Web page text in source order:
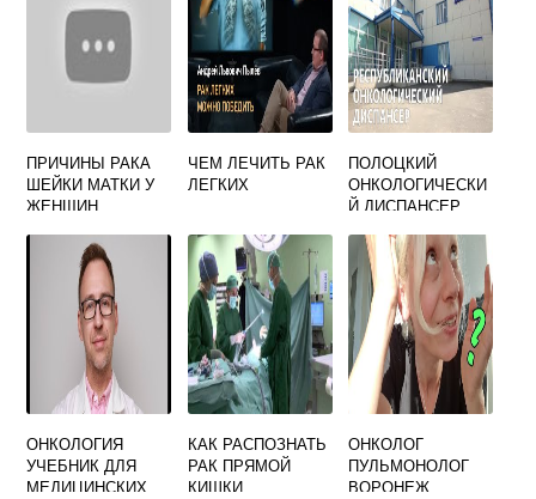
ПРИЧИНЫ РАКА
ШЕЙКИ МАТКИ У
ЖЕНЩИН
ЧЕМ ЛЕЧИТЬ РАК
ЛЕГКИХ
ПОЛОЦКИЙ
ОНКОЛОГИЧЕСКИ
Й ДИСПАНСЕР
ОНКОЛОГИЯ
УЧЕБНИК ДЛЯ
МЕДИЦИНСКИХ
КАК РАСПОЗНАТЬ
РАК ПРЯМОЙ
КИШКИ
ОНКОЛОГ
ПУЛЬМОНОЛОГ
ВОРОНЕЖ